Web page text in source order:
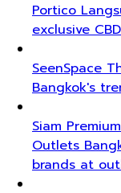
Portico
exclusive
SeenSpace
Bangkok's
Siam
Outlets
brands at